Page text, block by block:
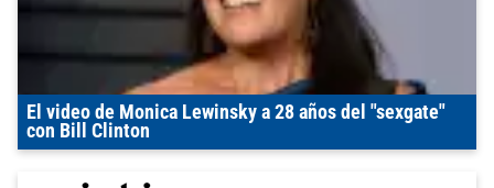
El video de Monica Lewinsky a 28 años del "sexgate"
con Bill Clinton